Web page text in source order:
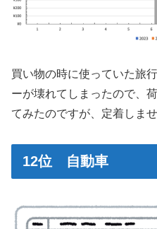
買い物の時に使っていた旅
ーが壊れてしまったので、
てみたのですが、定着しませ
12位 自動車